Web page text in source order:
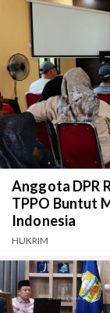
Anggota DPR
TPPO Buntut
Indonesia
HUKRIM